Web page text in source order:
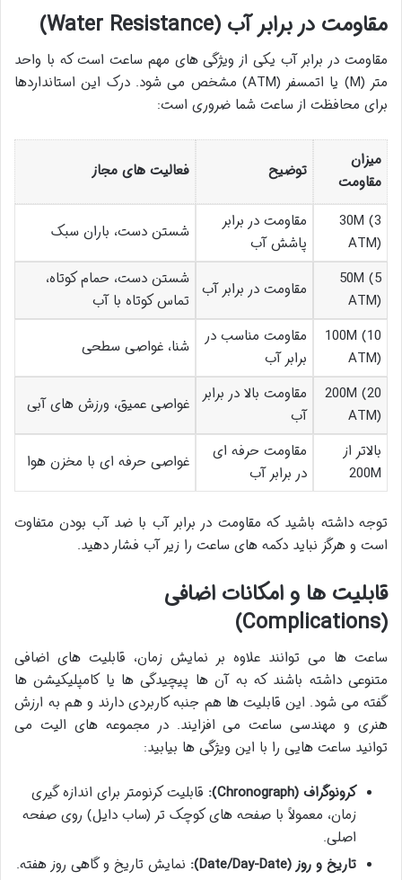
مقاومت در برابر آب (Water Resistance)
مقاومت در برابر آب یکی از ویژگی های مهم ساعت است که با واحد
متر (M) یا اتمسفر (ATM) مشخص می شود. درک این استانداردها
برای محافظت از ساعت شما ضروری است:
میزان
مقاومت
توضیح فعالیت های مجاز
30M (3
ATM)
مقاومت در برابر
پاشش آب
شستن دست، باران سبک
50M (5
ATM)
مقاومت در برابر آب شستن دست، حمام کوتاه،
تماس کوتاه با آب
100M (10
ATM)
مقاومت مناسب در
برابر آب
شنا، غواصی سطحی
200M (20
ATM)
مقاومت بالا در برابر
آب
غواصی عمیق، ورزش های آبی
بالاتر از
200M
مقاومت حرفه ای
در برابر آب
غواصی حرفه ای با مخزن هوا
توجه داشته باشید که مقاومت در برابر آب با ضد آب بودن متفاوت
است و هرگز نباید دکمه های ساعت را زیر آب فشار دهید.
قابلیت ها و امکانات اضافی
(Complications)
ساعت ها می توانند علاوه بر نمایش زمان، قابلیت های اضافی
متنوعی داشته باشند که به آن ها پیچیدگی ها یا کامپلیکیشن ها
گفته می شود. این قابلیت ها هم جنبه کاربردی دارند و هم به ارزش
هنری و مهندسی ساعت می افزایند. در مجموعه های الیت می
توانید ساعت هایی را با این ویژگی ها بیابید:
کرونوگراف (Chronograph):
قابلیت کرنومتر برای اندازه گیری
زمان، معمولاً با صفحه های کوچک تر (ساب دایل) روی صفحه
اصلی.
تاریخ و روز (Date/Day-Date):
نمایش تاریخ و گاهی روز هفته.